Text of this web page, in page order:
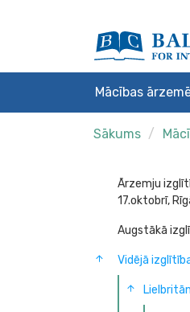
Mācības
Sākums
Ārzemju
17.oktobrī,
Augstākā
Vidējā